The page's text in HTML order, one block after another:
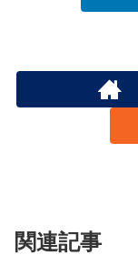
関連記事